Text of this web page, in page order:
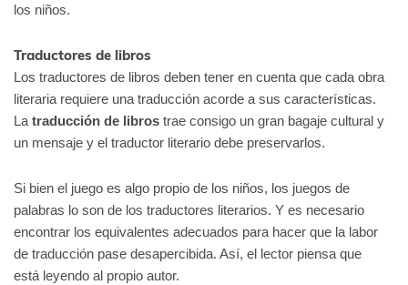
los niños.
Traductores de libros
Los traductores de libros deben tener en cuenta que cada obra
literaria requiere una traducción acorde a sus características.
La traducción de libros trae consigo un gran bagaje cultural y
un mensaje y el traductor literario debe preservarlos.
Si bien el juego es algo propio de los niños, los juegos de
palabras lo son de los traductores literarios. Y es necesario
encontrar los equivalentes adecuados para hacer que la labor
de traducción pase desapercibida. Así, el lector piensa que
está leyendo al propio autor.